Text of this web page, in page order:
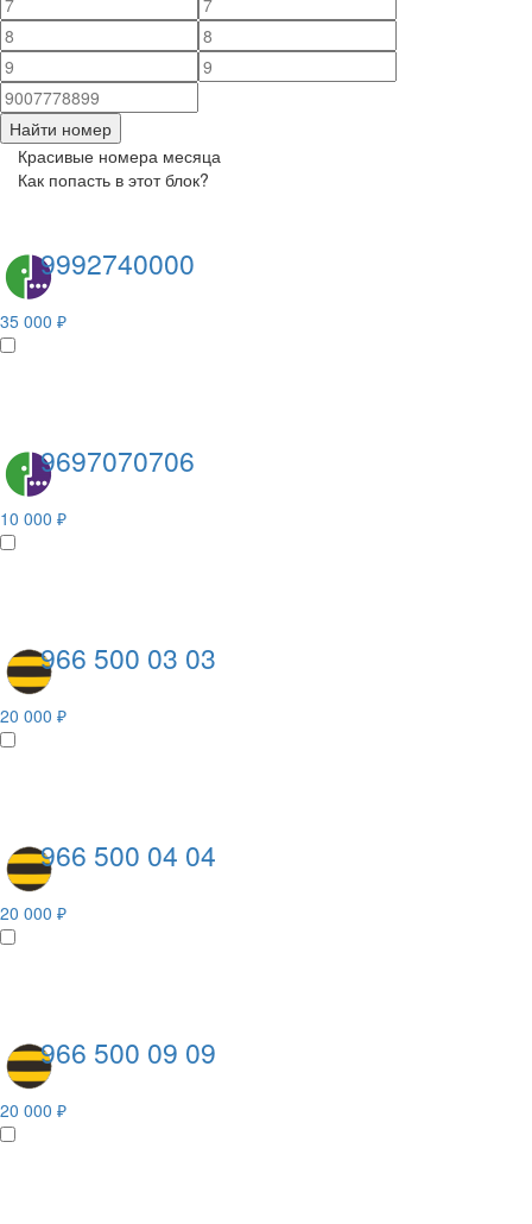
Найти номер
Красивые номера месяца
Как попасть в этот блок?
9992740000
35 000 ₽
9697070706
10 000 ₽
966 500 03 03
20 000 ₽
966 500 04 04
20 000 ₽
966 500 09 09
20 000 ₽